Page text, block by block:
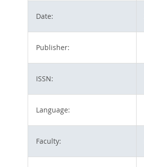
Date:
Publisher:
ISSN:
Language:
Faculty: